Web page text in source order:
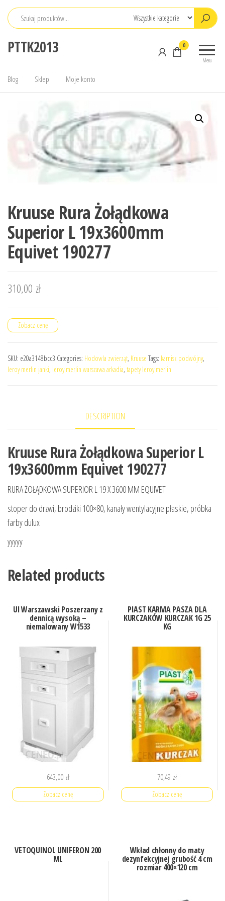
Przejdź
PTTK2013
Menu
0
Blog Sklep Moje konto
Kruuse Rura Żołądkowa
Superior L 19x3600mm
Equivet 190277
310,00 zł
Zobacz cenę
SKU: e20a3148bcc3 Categories: Hodowla zwierząt, Kruuse Tags: karnisz podwójny,
leroy merlin janki, leroy merlin warszawa arkadia, tapety leroy merlin
DESCRIPTION
Kruuse Rura Żołądkowa Superior L
19x3600mm Equivet 190277
RURA ŻOŁĄDKOWA SUPERIOR L 19 X 3600 MM EQUIVET
stoper do drzwi, brodziki 100×80, kanały wentylacyjne płaskie, próbka
farby dulux
yyyyy
Related products
Ul Warszawski Poszerzany z
dennicą wysoką –
niemalowany W1533
643,00 zł
Zobacz cenę
PIAST KARMA PASZA DLA
KURCZAKÓW KURCZAK 1G 25
KG
70,49 zł
Zobacz cenę
VETOQUINOL UNIFERON 200
ML
Wkład chłonny do maty
dezynfekcyjnej grubość 4 cm
rozmiar 400×120 cm